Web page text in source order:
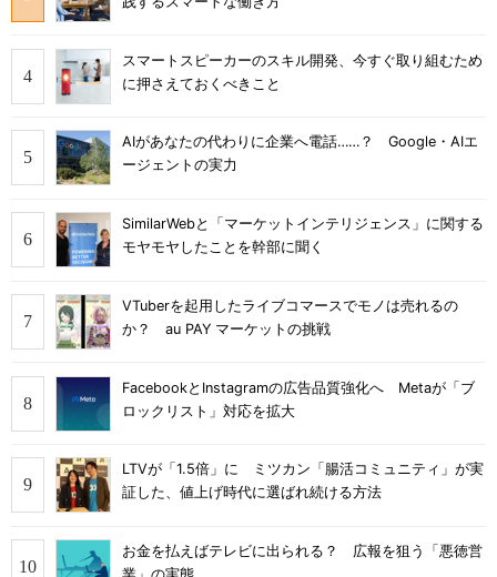
スマートスピーカーのスキル開発、今すぐ取り組むため
に押さえておくべきこと
AIがあなたの代わりに企業へ電話……？ Google・AIエ
ージェントの実力
SimilarWebと「マーケットインテリジェンス」に関する
モヤモヤしたことを幹部に聞く
VTuberを起用したライブコマースでモノは売れるの
か？ au PAY マーケットの挑戦
FacebookとInstagramの広告品質強化へ Metaが「ブ
ロックリスト」対応を拡大
LTVが「1.5倍」に ミツカン「腸活コミュニティ」が実
証した、値上げ時代に選ばれ続ける方法
お金を払えばテレビに出られる？ 広報を狙う「悪徳営